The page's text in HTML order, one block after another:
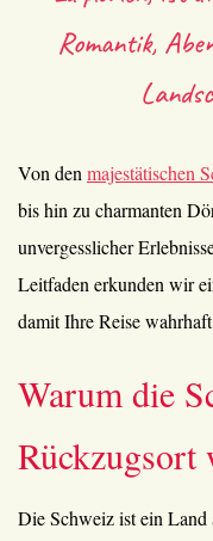
Romantik,
Von den majestätischen
bis hin zu charmanten
unvergesslicher
Leitfaden erkunden wir
damit Ihre Reise
Warum die
Rückzugsort
Die Schweiz ist ein Land